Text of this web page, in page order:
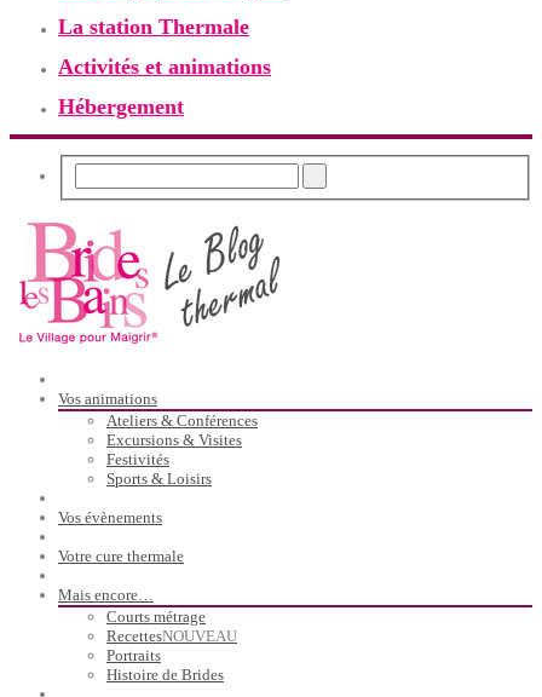
La station Thermale
Activités et animations
Hébergement
Vos animations
Ateliers & Conférences
Excursions & Visites
Festivités
Sports & Loisirs
Vos évènements
Votre cure thermale
Mais encore…
Courts métrage
RecettesNOUVEAU
Portraits
Histoire de Brides